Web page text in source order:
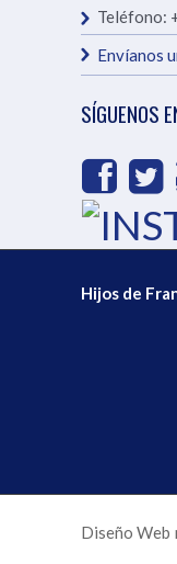
Teléfono:
Envíanos
SÍGUENOS
Hijos de
Diseño Web